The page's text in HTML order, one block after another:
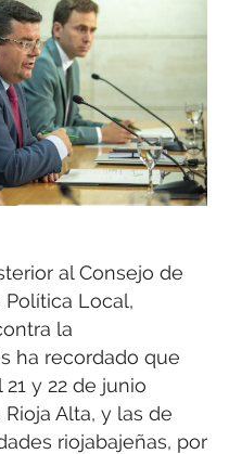
al Consejo de
Local,
la
ha recordado que
y 22 de junio
Alta, y las de
riojabajeñas, por